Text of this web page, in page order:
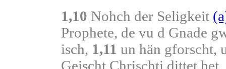
1,10 Nohch der Seligkeit
Prophete, de vu d Gnade
isch, 1,11 un hän gforscht,
Geischt Chrischti dittet